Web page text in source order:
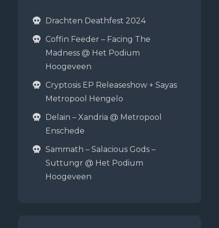
Drachten Deathfest 2024
Coffin Feeder – Facing The
Madness @ Het Podium
Hoogeveen
Cryptosis EP Releaseshow + Sayas
Metropool Hengelo
Delain – Xandria @ Metropool
Enschede
Sammath – Salacious Gods –
Suttungr @ Het Podium
Hoogeveen